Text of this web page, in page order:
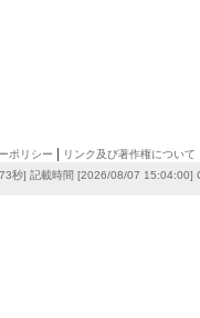
ポリシー リンク及び著作権について
秒] 記載時間 [2026/08/07 15:04:00]